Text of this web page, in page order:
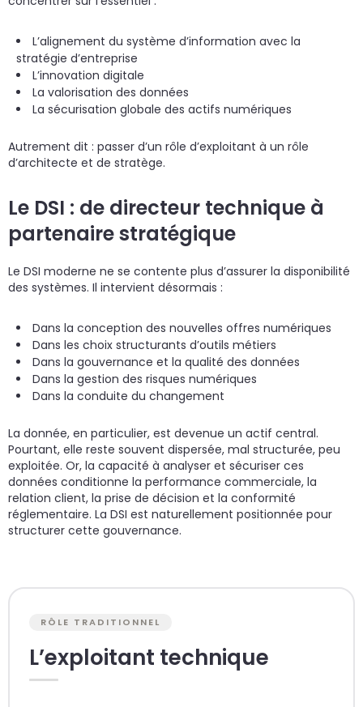
L’alignement du système d’information avec la
stratégie d’entreprise
L’innovation digitale
La valorisation des données
La sécurisation globale des actifs numériques
Autrement dit : passer d’un rôle d’exploitant à un rôle
d’architecte et de stratège.
Le DSI : de directeur technique à
partenaire stratégique
Le DSI moderne ne se contente plus d’assurer la disponibilité
des systèmes. Il intervient désormais :
Dans la conception des nouvelles offres numériques
Dans les choix structurants d’outils métiers
Dans la gouvernance et la qualité des données
Dans la gestion des risques numériques
Dans la conduite du changement
La donnée, en particulier, est devenue un actif central.
Pourtant, elle reste souvent dispersée, mal structurée, peu
exploitée. Or, la capacité à analyser et sécuriser ces
données conditionne la performance commerciale, la
relation client, la prise de décision et la conformité
réglementaire. La DSI est naturellement positionnée pour
structurer cette gouvernance.
RÔLE TRADITIONNEL
L’exploitant technique